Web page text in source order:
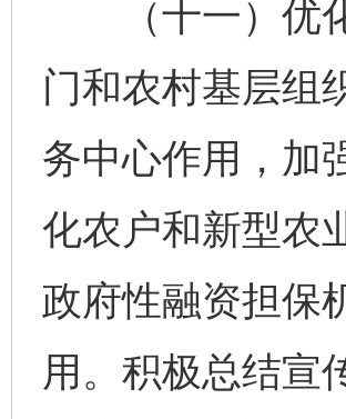
（十一）优化
门和农村基层组
务中心作用，加
化农户和新型农
政府性融资担保
用。积极总结宣